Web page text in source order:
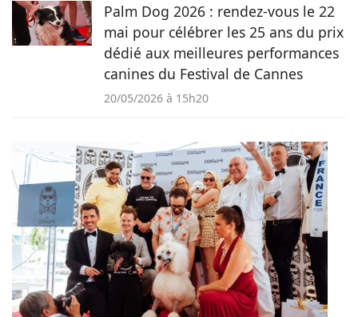
Palm Dog 2026 : rendez-vous le 22
mai pour célébrer les 25 ans du prix
dédié aux meilleures performances
canines du Festival de Cannes
20/05/2026 à 15h20